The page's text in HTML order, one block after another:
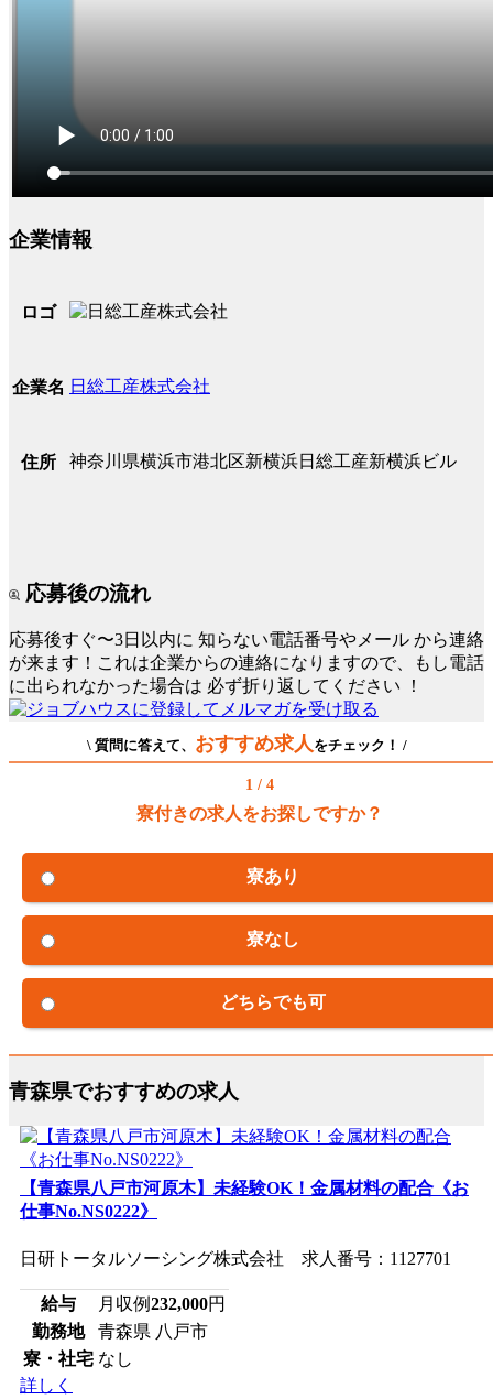
企業情報
ロゴ
企業名 日総工産株式会社
住所 神奈川県横浜市港北区新横浜日総工産新横浜ビル
応募後の流れ
応募後すぐ〜3日以内に 知らない電話番号やメール から連絡
が来ます！これは企業からの連絡になりますので、もし電話
に出られなかった場合は 必ず折り返してください ！
\ 質問に答えて、 おすすめ求人 をチェック！ /
1 / 4
寮付きの求人をお探しですか？
寮あり
寮なし
どちらでも可
青森県でおすすめの求人
【青森県八戸市河原木】未経験OK！金属材料の配合《お
仕事No.NS0222》
日研トータルソーシング株式会社 求人番号：1127701
給与 月収例232,000円
勤務地
青森県 八戸市
寮・社宅 なし
詳しく